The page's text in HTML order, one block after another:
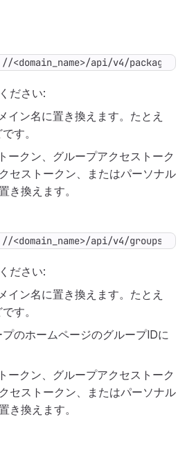
<domain_name>/api/v4/packages/
ださい:
イン名に置き換えます。たとえ
す。
ークン、グループアクセストーク
セストークン、またはパーソナル
き換えます。
<domain_name>/api/v4/groups/
ださい:
イン名に置き換えます。たとえ
す。
プのホームページのグループIDに
ークン、グループアクセストーク
セストークン、またはパーソナル
き換えます。